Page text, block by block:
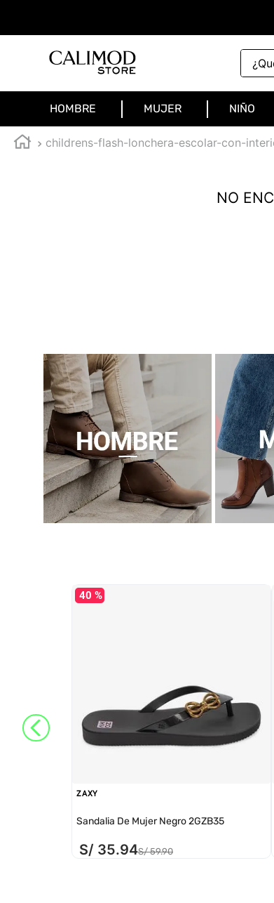
¿Qué
HOMBRE MUJER NIÑO
childrens-flash-lonchera-escolar-con-
NO
40 %
ZAXY
Sandalia De Mujer Negro 2GZB35
S/ 35.94S/ 59.90